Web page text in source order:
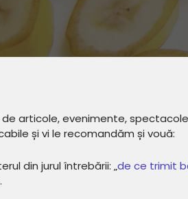
articole, evenimente,
și vi le recomandăm și vouă:
din jurul întrebării: „de ce trimit